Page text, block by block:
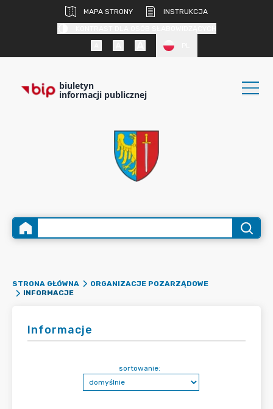
MAPA STRONY
INSTRUKCJA
biuletyn
informacji publicznej
STRONA GŁÓWNA
ORGANIZACJE POZARZĄDOWE
INFORMACJE
Informacje
sortowanie: